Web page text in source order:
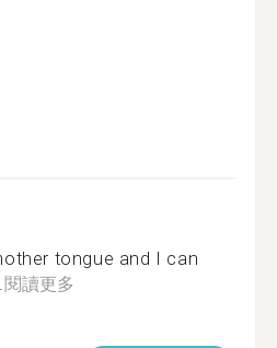
tongue and I can
閱讀更多